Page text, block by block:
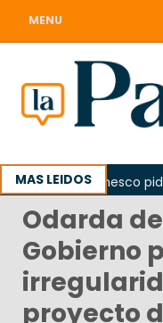
MENU
MAS LEIDOS
La Unesco pidió
Odarda
Gobierno
proyecto